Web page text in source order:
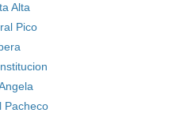
Alta
Pico
Pacheco